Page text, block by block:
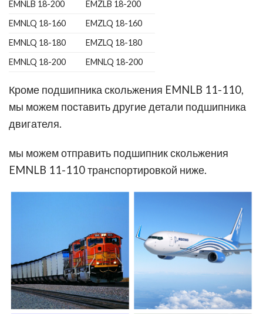
EMNLB 18-200
EMZLB 18-200
EMNLQ 18-160
EMZLQ 18-160
EMNLQ 18-180
EMZLQ 18-180
EMNLQ 18-200
EMNLQ 18-200
Кроме подшипника скольжения EMNLB 11-110,
мы можем поставить другие детали подшипника
двигателя.
мы можем отправить подшипник скольжения
EMNLB 11-110 транспортировкой ниже.